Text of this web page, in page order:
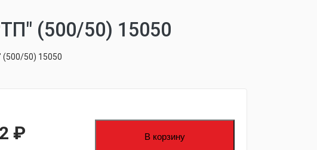
(500/50) 15050
50) 15050
₽ В корзину